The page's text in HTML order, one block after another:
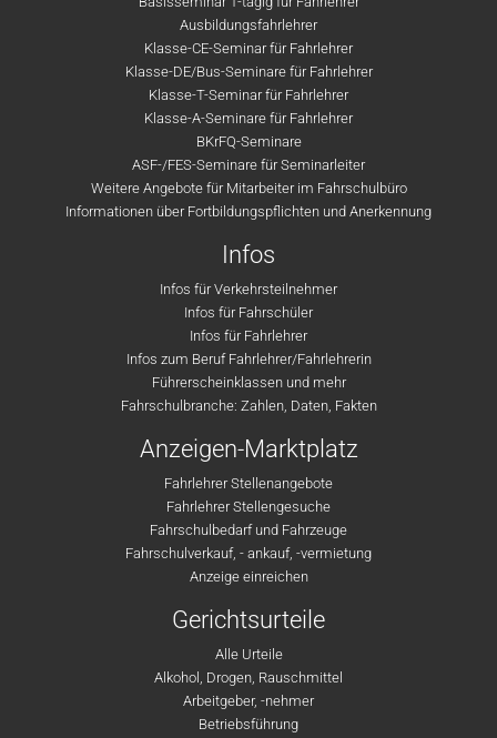
Ausbildungsfahrlehrer
Klasse-CE-Seminar für Fahrlehrer
Klasse-DE/Bus-Seminare für Fahrlehrer
Klasse-T-Seminar für Fahrlehrer
Klasse-A-Seminare für Fahrlehrer
BKrFQ-Seminare
ASF-/FES-Seminare für Seminarleiter
Weitere Angebote für Mitarbeiter im Fahrschulbüro
Informationen über Fortbildungspflichten und Anerkennung
Infos
Infos für Verkehrsteilnehmer
Infos für Fahrschüler
Infos für Fahrlehrer
Infos zum Beruf Fahrlehrer/Fahrlehrerin
Führerscheinklassen und mehr
Fahrschulbranche: Zahlen, Daten, Fakten
Anzeigen-Marktplatz
Fahrlehrer Stellenangebote
Fahrlehrer Stellengesuche
Fahrschulbedarf und Fahrzeuge
Fahrschulverkauf, - ankauf, -vermietung
Anzeige einreichen
Gerichtsurteile
Alle Urteile
Alkohol, Drogen, Rauschmittel
Arbeitgeber, -nehmer
Betriebsführung